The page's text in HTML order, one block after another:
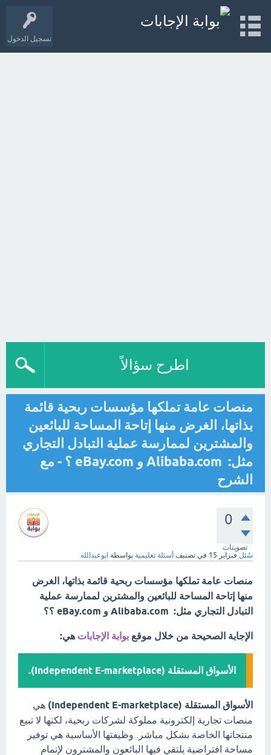
تسجيل الدخول
اطرح سؤالاً
منصات عامة تملكها مؤسسات ربحية قائمة
بذاتها، الغرض منها إتاحة المساحة للبائعين
والمشترين لممارسة عملية التبادل التجاري
مثل: Alibaba.com و eBay.com ؟ - مع
الشرح
0
تصويتات
سُئل فبراير 15 في تصنيف أسئلة تعليمية بواسطة ابوعبدالله
منصات عامة تملكها مؤسسات ربحية قائمة بذاتها، الغرض
منها إتاحة المساحة للبائعين والمشترين لممارسة عملية
التبادل التجاري مثل: Alibaba.com و eBay.com ؟؟
الإجابة الصحيحة من خلال موقع بوابة الإجابات هي:
الأسواق المستقلة (Independent E-marketplace).
الأسواق المستقلة (Independent E-marketplace)
هي
منصات تجارية إلكترونية مملوكة لشركات ربحية، لكنها لا تبيع
منتجاتها الخاصة بشكل مباشر. وظيفتها الأساسية هي توفير
مساحة افتراضية يلتقي فيها البائعون والمشترون لإتمام